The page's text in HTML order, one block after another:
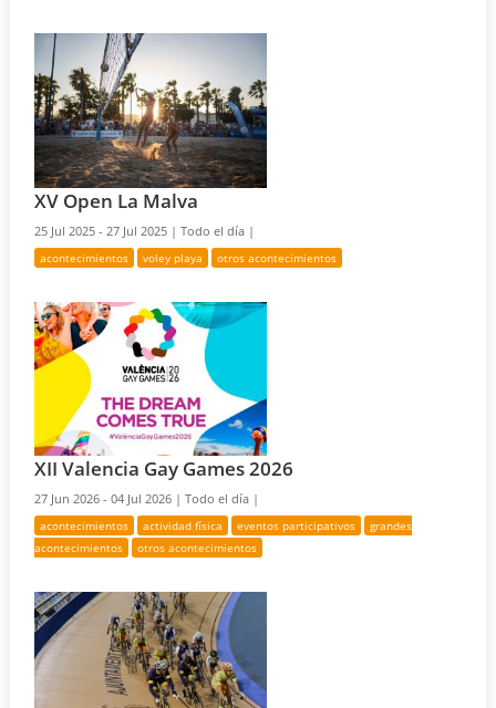
XV Open La Malva
25 Jul 2025 - 27 Jul 2025 |Todo el día |
acontecimientos voley playa otros acontecimientos
XII Valencia Gay Games 2026
27 Jun 2026 - 04 Jul 2026 |Todo el día |
acontecimientos actividad física eventos participativos
grandes
acontecimientos
otros acontecimientos